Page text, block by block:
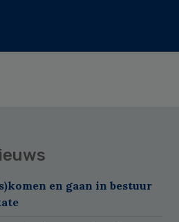
en gaan in bestuur